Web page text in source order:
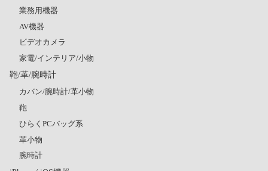
業務用機器
AV機器
ビデオカメラ
家電/インテリア/小物
鞄/革/腕時計
カバン/腕時計/革小物
鞄
ひらくPCバッグ系
革小物
腕時計